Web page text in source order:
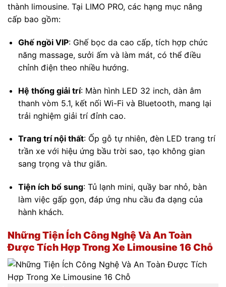
thành limousine. Tại LIMO PRO, các hạng mục nâng
cấp bao gồm:
Ghế ngồi VIP: Ghế bọc da cao cấp, tích hợp chức
năng massage, sưởi ấm và làm mát, có thể điều
chỉnh điện theo nhiều hướng.
Hệ thống giải trí: Màn hình LED 32 inch, dàn âm
thanh vòm 5.1, kết nối Wi-Fi và Bluetooth, mang lại
trải nghiệm giải trí đỉnh cao.
Trang trí nội thất: Ốp gỗ tự nhiên, đèn LED trang trí
trần xe với hiệu ứng bầu trời sao, tạo không gian
sang trọng và thư giãn.
Tiện ích bổ sung: Tủ lạnh mini, quầy bar nhỏ, bàn
làm việc gấp gọn, đáp ứng nhu cầu đa dạng của
hành khách.
Những Tiện Ích Công Nghệ Và An Toàn
Được Tích Hợp Trong Xe Limousine 16 Chỗ